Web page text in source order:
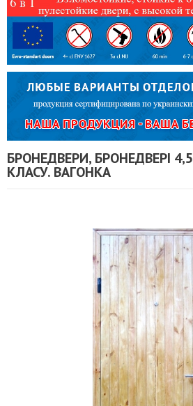
БРОНЕДВЕРИ, БРОНЕДВЕРІ 4,5
КЛАСУ. ВАГОНКА